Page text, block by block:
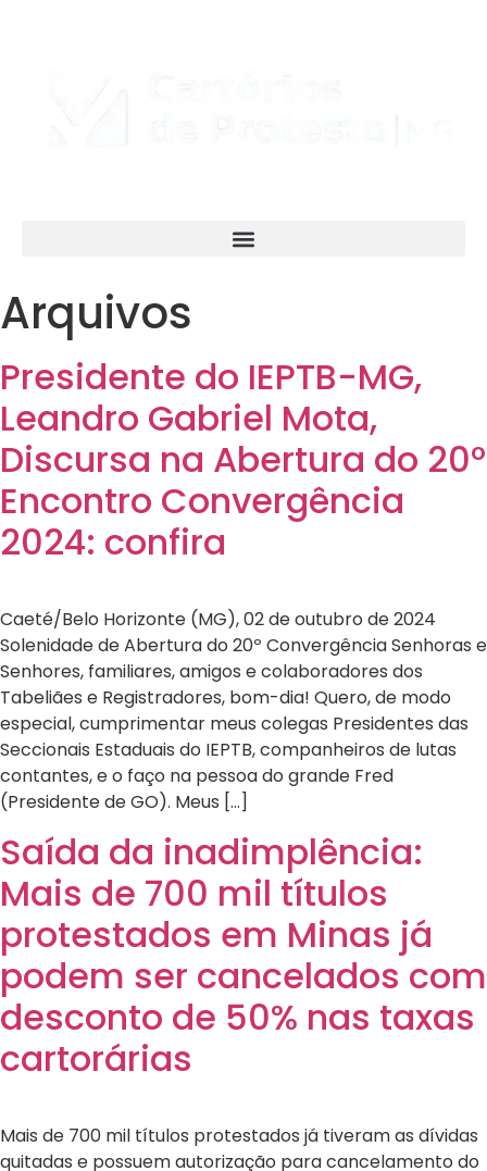
Arquivos
Presidente do IEPTB-MG,
Leandro Gabriel Mota,
Discursa na Abertura do 20º
Encontro Convergência
2024: confira
Caeté/Belo Horizonte (MG), 02 de outubro de 2024
Solenidade de Abertura do 20º Convergência Senhoras e
Senhores, familiares, amigos e colaboradores dos
Tabeliães e Registradores, bom-dia! Quero, de modo
especial, cumprimentar meus colegas Presidentes das
Seccionais Estaduais do IEPTB, companheiros de lutas
contantes, e o faço na pessoa do grande Fred
(Presidente de GO). Meus […]
Saída da inadimplência:
Mais de 700 mil títulos
protestados em Minas já
podem ser cancelados com
desconto de 50% nas taxas
cartorárias
Mais de 700 mil títulos protestados já tiveram as dívidas
quitadas e possuem autorização para cancelamento do